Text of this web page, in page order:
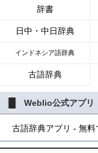
辞書
日中・中日辞典
インドネシア語辞典
古語辞典
Weblio公式アプリ
古語辞典アプリ - 無